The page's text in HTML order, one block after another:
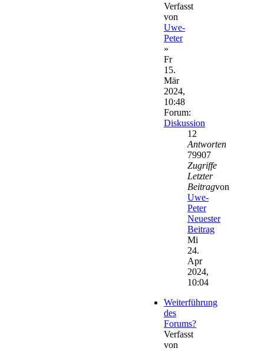
Verfasst
von
Uwe-
Peter
»
Fr
15.
Mär
2024,
10:48
Forum:
Diskussion
12
Antworten
79907
Zugriffe
Letzter
Beitragvon
Uwe-
Peter
Neuester
Beitrag
Mi
24.
Apr
2024,
10:04
Weiterführung
des
Forums?
Verfasst
von